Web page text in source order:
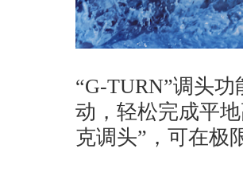
“G-TURN”调头
动，轻松完成平
克调头”，可在极